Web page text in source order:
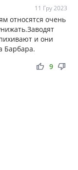
11 Гру 2023
относятся очень
и они
Барбара.
thumb_up thumb_down
9